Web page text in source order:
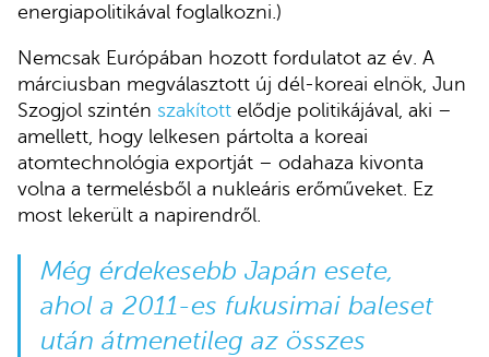
energiapolitikával foglalkozni.)
Nemcsak Európában hozott fordulatot az év. A
márciusban megválasztott új dél-koreai elnök, Jun
Szogjol szintén szakított elődje politikájával, aki –
amellett, hogy lelkesen pártolta a koreai
atomtechnológia exportját – odahaza kivonta
volna a termelésből a nukleáris erőműveket. Ez
most lekerült a napirendről.
Még érdekesebb Japán esete,
ahol a 2011-es fukusimai baleset
után átmenetileg az összes